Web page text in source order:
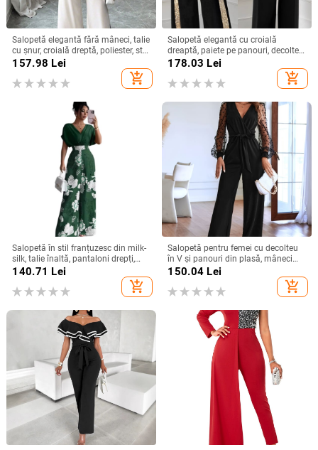
Salopetă elegantă fără mâneci, talie
cu șnur, croială dreptă, poliester, stil
urban elegant, primăvară-vară 2025
157.98 Lei
add_shopping_cart
Salopetă elegantă cu croială
dreaptă, paiete pe panouri, decolteu
pătrat, talie reglabilă
178.03 Lei
add_shopping_cart
Salopetă în stil franțuzesc din milk-
silk, talie înaltă, pantaloni drepți,
mâneci 3/4, cod XZFSS0230,
140.71 Lei
add_shopping_cart
Salopetă pentru femei cu decolteu
în V și panouri din plasă, mâneci
lungi, croială dreaptă elegantă
150.04 Lei
add_shopping_cart